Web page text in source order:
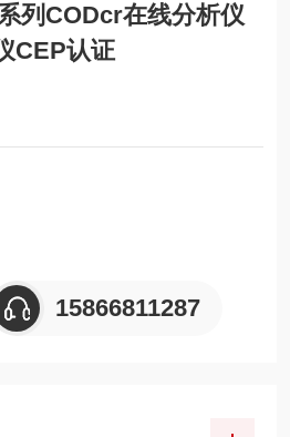
列CODcr在线分析仪
CEP认证
15866811287